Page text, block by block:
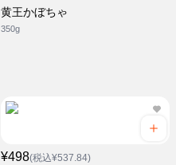
黄王かぼちゃ
350g
¥498(税込¥537.84)